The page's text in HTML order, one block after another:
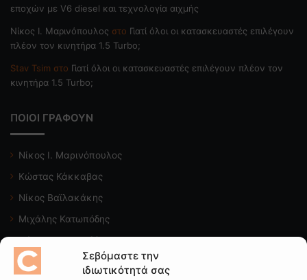
Σεβόμαστε την
ιδιωτικότητά σας
εποχών με V6 diesel και τεχνολογία αιχμής
Nίκος Ι. Mαρινόπουλος στο Γιατί όλοι οι κατασκευαστές επιλέγουν
πλέον τον κινητήρα 1.5 Turbo;
Stav Tsim στο Γιατί όλοι οι κατασκευαστές επιλέγουν πλέον τον
κινητήρα 1.5 Turbo;
ΠΟΙΟΙ ΓΡΑΦΟΥΝ
Νίκος Ι. Μαρινόπουλος
Κώστας Κάκκαβας
Νίκος Βαϊλακάκης
Μιχάλης Κατωπόδης
Κώστας Χαλκιαδάκης
Δείτε το κανάλι μας